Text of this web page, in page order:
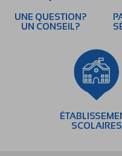
UNE QUESTION?
UN CONSEIL?
SCOLAIRES